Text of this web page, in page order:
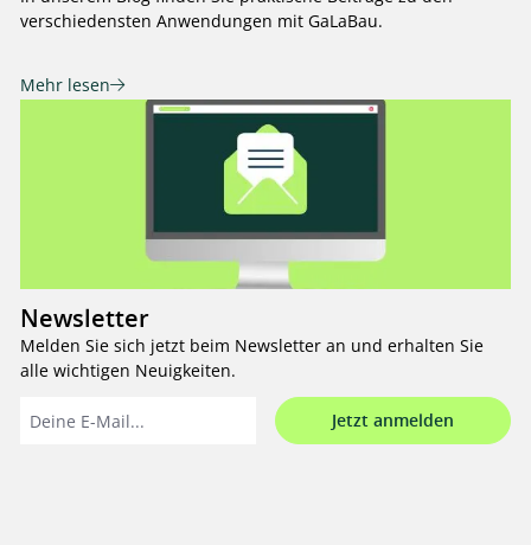
verschiedensten Anwendungen mit GaLaBau.
Mehr lesen
Newsletter
Melden Sie sich jetzt beim Newsletter an und erhalten Sie
alle wichtigen Neuigkeiten.
Jetzt anmelden